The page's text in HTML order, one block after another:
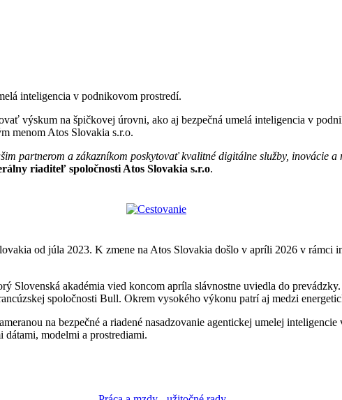
inteligencia v podnikovom prostredí.
výskum na špičkovej úrovni, ako aj bezpečná umelá inteligencia v
menom Atos Slovakia s.r.o.
partnerom a zákazníkom poskytovať kvalitné digitálne služby, inovácie
riaditeľ spoločnosti Atos Slovakia s.r.o.
od júla 2023. K zmene na Atos Slovakia došlo v apríli 2026 v rámci
Slovenská akadémia vied koncom apríla slávnostne uviedla do
spoločnosti Bull. Okrem vysokého výkonu patrí aj medzi
na bezpečné a riadené nasadzovanie agentickej umelej
modelmi a prostrediami.